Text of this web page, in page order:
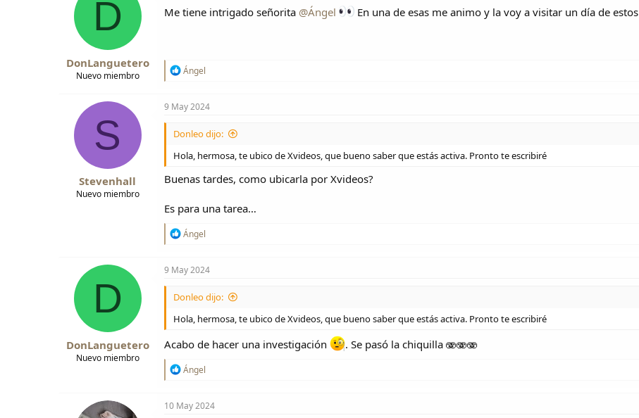
o
D
DonLanguetero
Nuevo miembro
Me tiene intrigado señorita @Ángel En una de esas me animo y la voy a visitar un día de estos
R
c
c
o
e
:
Ángel
S
Stevenhall
Nuevo miembro
9 May 2024
Donleo dijo:
Hola, hermosa, te ubico de Xvideos, que bueno saber que estás activa. Pronto te escribiré
Buenas tardes, como ubicarla por Xvideos?
Es para una tarea…
R
c
c
o
e
:
Ángel
D
DonLanguetero
Nuevo miembro
9 May 2024
Donleo dijo:
Hola, hermosa, te ubico de Xvideos, que bueno saber que estás activa. Pronto te escribiré
Acabo de hacer una investigación . Se pasó la chiquilla 🫨🫨🫨
R
c
Ángel
10 May 2024